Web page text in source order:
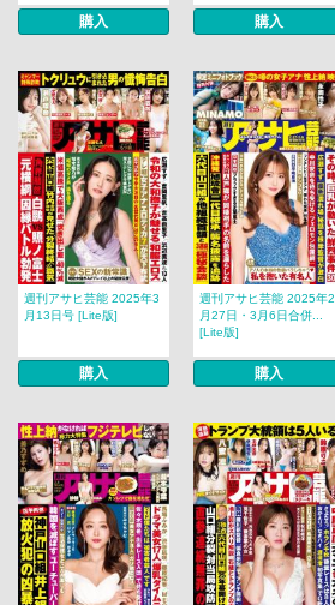
購入 購入
週刊アサヒ芸能 2025年3
月13日号 [Lite版]
購入
週刊アサヒ芸能 2025年2
月27日・3月6日合併...
[Lite版]
購入